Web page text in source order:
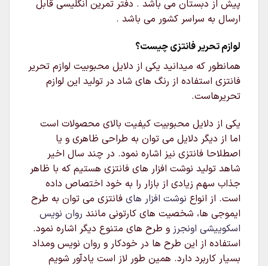
پیش از دبستان می باشد . دفتر تمرین انگلیسی قابل
ارسال به سراسر کشور می باشد .
لوازم تحریر فانتزی چیست؟
همانطور که میدانید یکی از دلایل محبوبیت لوازم تحریر
فانتزی استفاده از رنگ های شاد در تولید این لوازم
تحریرهاست.
یکی از دلایل محبوبیت کیفیت بالای محصولات است
اما از دیگر دلایل می توان به طراحی ظاهری و یا
اصطلاحا فانتزی نیز اشاره نمود. در چند سال اخیر
شاهد تولید نوشت افزار های فانتزی هستیم که با ظاهر
جذاب سهم زیادی از بازار را به خود اختصاص داده
است. از انواع نوشت افزار های فانتزی می توان به طرح
ایموجی ها، شخصیت های کارتونی مانند روان نویس
اسکوییشی اونجرز و طرح های متنوع دیگر اشاره نمود.
استفاده از این طرح ها در خودکار و روان نویس ومداد
بسیار کاربرد دارد. همین طور لاز است یادآور شویم